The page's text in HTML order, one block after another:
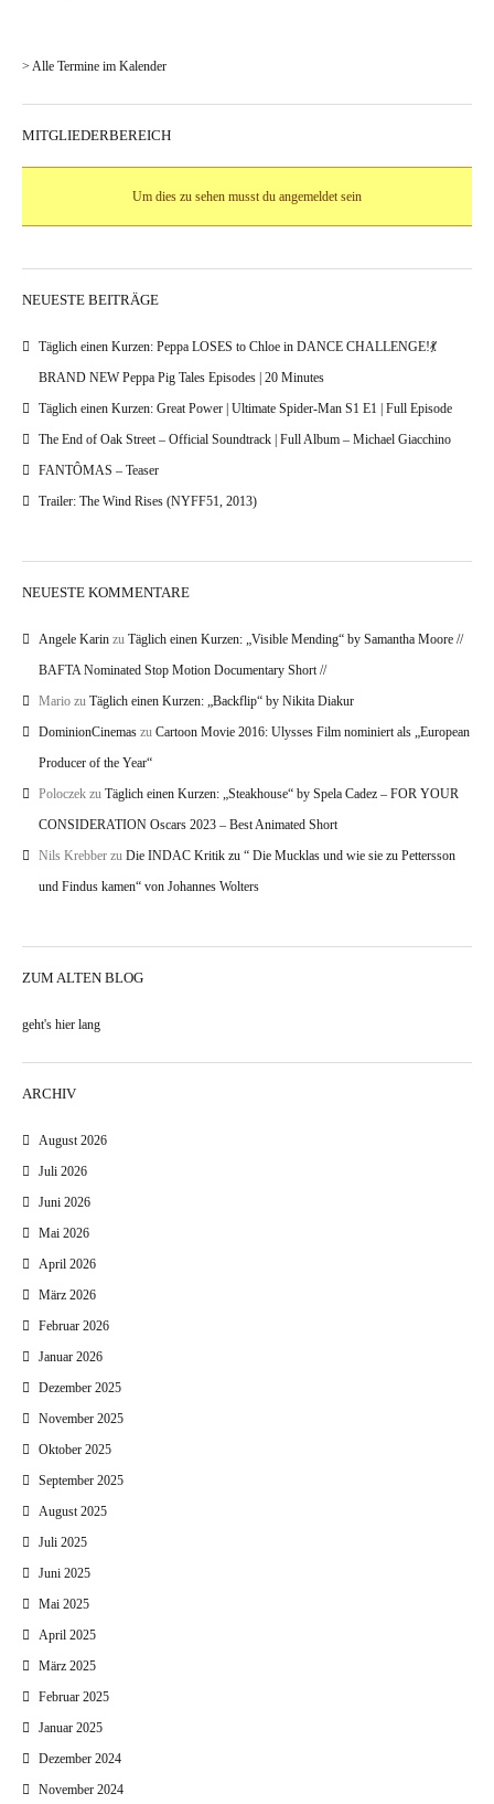
> Alle Termine im Kalender
MITGLIEDERBEREICH
Um dies zu sehen musst du angemeldet sein
NEUESTE BEITRÄGE
Täglich einen Kurzen: Peppa LOSES to Chloe in DANCE CHALLENGE!💃
BRAND NEW Peppa Pig Tales Episodes | 20 Minutes
Täglich einen Kurzen: Great Power | Ultimate Spider-Man S1 E1 | Full Episode
The End of Oak Street – Official Soundtrack | Full Album – Michael Giacchino
FANTÔMAS – Teaser
Trailer: The Wind Rises (NYFF51, 2013)
NEUESTE KOMMENTARE
Angele Karin zu Täglich einen Kurzen: „Visible Mending“ by Samantha Moore //
BAFTA Nominated Stop Motion Documentary Short //
Mario zu Täglich einen Kurzen: „Backflip“ by Nikita Diakur
DominionCinemas zu Cartoon Movie 2016: Ulysses Film nominiert als „European
Producer of the Year“
Poloczek zu Täglich einen Kurzen: „Steakhouse“ by Spela Cadez – FOR YOUR
CONSIDERATION Oscars 2023 – Best Animated Short
Nils Krebber zu Die INDAC Kritik zu “ Die Mucklas und wie sie zu Pettersson
und Findus kamen“ von Johannes Wolters
ZUM ALTEN BLOG
geht's hier lang
ARCHIV
August 2026
Juli 2026
Juni 2026
Mai 2026
April 2026
März 2026
Februar 2026
Januar 2026
Dezember 2025
November 2025
Oktober 2025
September 2025
August 2025
Juli 2025
Juni 2025
Mai 2025
April 2025
März 2025
Februar 2025
Januar 2025
Dezember 2024
November 2024